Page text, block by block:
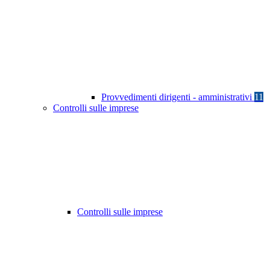
Provvedimenti dirigenti - amministrativi 11
Controlli sulle imprese
Controlli sulle imprese